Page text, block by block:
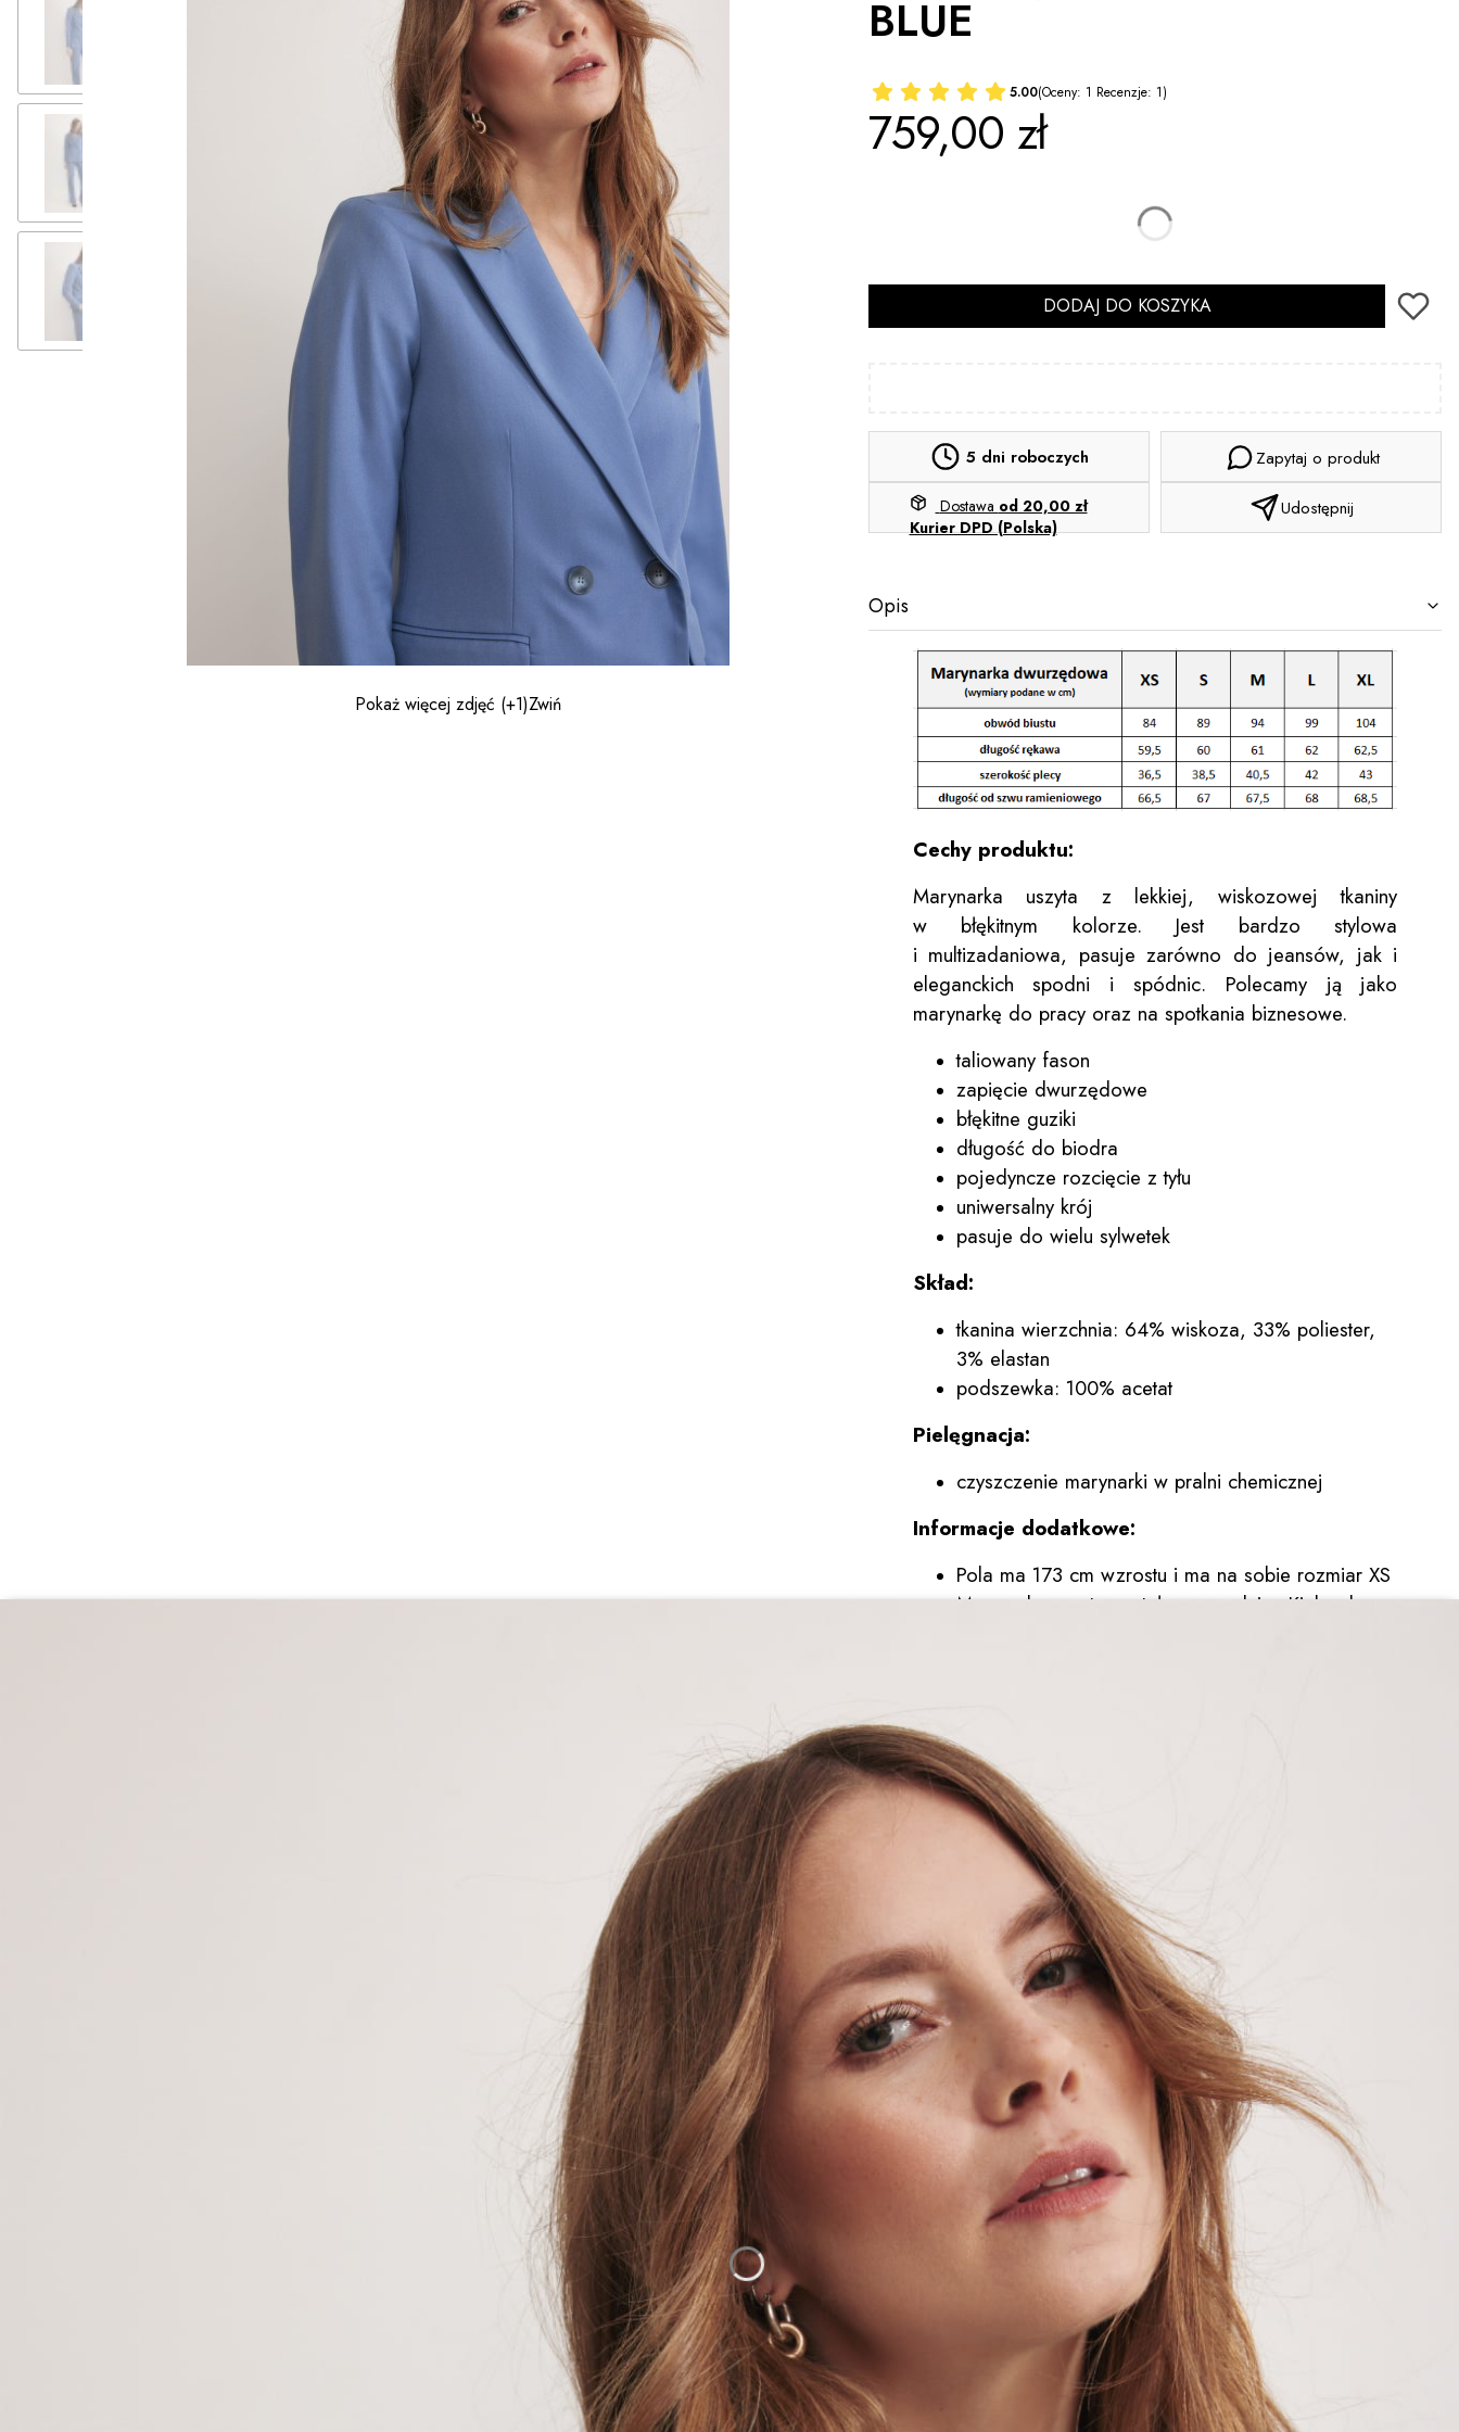
Pokaż więcej zdjęć (+1)Zwiń
BLUE
5.00(Oceny: 1 Recenzje: 1)
Cena
759,00 zł
DODAJ DO KOSZYKA
5 dni roboczych
Dostawa od 20,00 zł
Kurier DPD (Polska)
Zapytaj o produkt
Udostępnij
Opis
Cechy produktu:
Marynarka uszyta z lekkiej, wiskozowej tkaniny
w błękitnym kolorze. Jest bardzo stylowa
i multizadaniowa, pasuje zarówno do jeansów, jak i
eleganckich spodni i spódnic. Polecamy ją jako
marynarkę do pracy oraz na spotkania biznesowe.
taliowany fason
zapięcie dwurzędowe
błękitne guziki
długość do biodra
pojedyncze rozcięcie z tyłu
uniwersalny krój
pasuje do wielu sylwetek
Skład:
tkanina wierzchnia: 64% wiskoza, 33% poliester,
3% elastan
podszewka: 100% acetat
Pielęgnacja:
czyszczenie marynarki w pralni chemicznej
Informacje dodatkowe:
Pola ma 173 cm wzrostu i ma na sobie rozmiar XS
Marynarka uszyta została w szwalni w Kielcach.
Kasia
28 kwietnia 2026
Świetna marynarka. To już moja trzecia w kolekcji. Piękny zgaszony kolor. Doskonale odszyta.